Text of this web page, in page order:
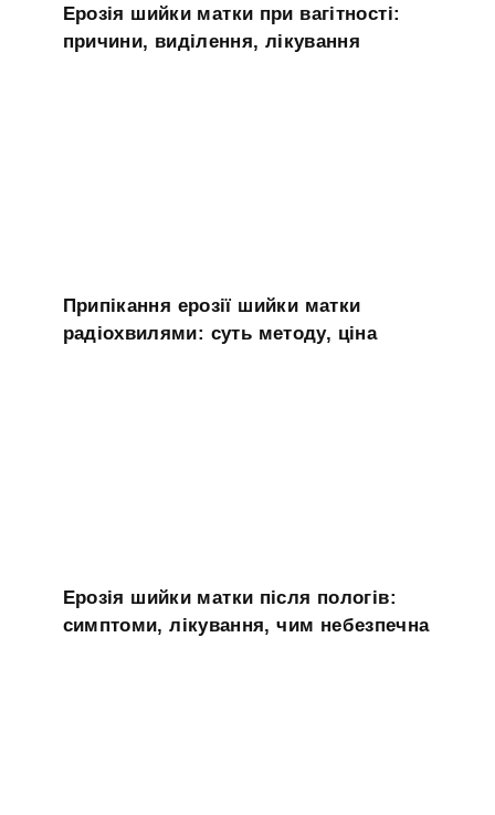
Ерозія шийки матки при вагітності:
причини, виділення, лікування
Припікання ерозії шийки матки
радіохвилями: суть методу, ціна
Ерозія шийки матки після пологів:
симптоми, лікування, чим небезпечна